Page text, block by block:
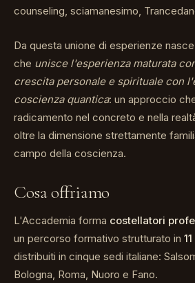
counseling, sciamanesimo,
Da questa unione di esperienze
che unisce l'esperienza maturata
crescita personale e spirituale con
coscienza quantica: un approccio
radicamento nel concreto e nella
oltre la dimensione strettamente
campo della coscienza.
Cosa offriamo
L'Accademia forma costellatori
un percorso formativo strutturato in
distribuiti in cinque sedi italiane:
Bologna, Roma, Nuoro e Fano.